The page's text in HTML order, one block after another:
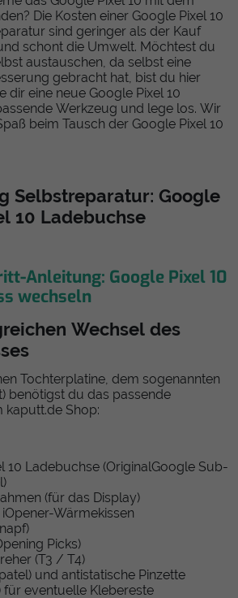
Die Kosten einer Google Pixel 10
sind geringer als der Kauf
schont die Umwelt. Möchtest du
austauschen, da selbst eine
gebracht hat, bist du hier
dir eine neue Google Pixel 10
Werkzeug und lege los. Wir
beim Tausch der Google Pixel 10
Selbstreparatur: Google
10 Ladebuchse
Anleitung: Google Pixel 10
wechseln
Wechsel des
Tochterplatine, dem sogenannten
benötigst du das passende
kaputt.de Shop:
10 Ladebuchse (OriginalGoogle Sub-
(für das Display)
Wärmekissen
Picks)
(T3 / T4)
und antistatische Pinzette
für eventuelle Klebereste